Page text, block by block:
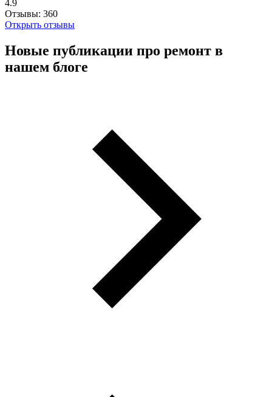
4.9
Отзывы: 360
Открыть отзывы
Новые публикации про ремонт в
нашем блоге